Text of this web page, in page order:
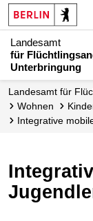
Landesamt
für
Unterbringung
Landesamt für
Wohnen
Integrative
Integrative mobile